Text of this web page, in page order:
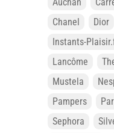
Chanel
Dior
Instants-
Lancôme
Mustela
Pampers
Sephora